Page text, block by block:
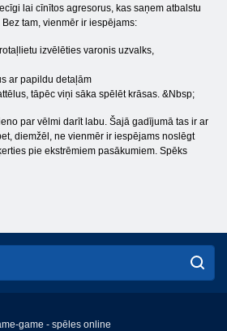
lai cīnītos agresorus, kas saņem atbalstu
tam, vienmēr ir iespējams:
izvēlēties varonis uzvalks,
ar papildu detaļām
tāpēc viņi sāka spēlēt krāsas. &Nbsp;
par vēlmi darīt labu. Šajā gadījumā tas ir ar
diemžēl, ne vienmēr ir iespējams noslēgt
pie ekstrēmiem pasākumiem. Spēks
game - spēles online